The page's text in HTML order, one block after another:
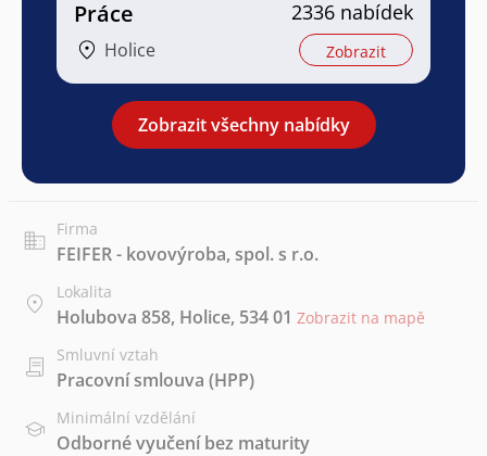
Práce
Holice
2336 nabídek
Zobrazit
Zobrazit všechny nabídky
Firma
FEIFER - kovovýroba, spol. s r.o.
Lokalita
Holubova 858, Holice, 534 01 Zobrazit na mapě
Smluvní vztah
Pracovní smlouva (HPP)
Minimální vzdělání
Odborné vyučení bez maturity